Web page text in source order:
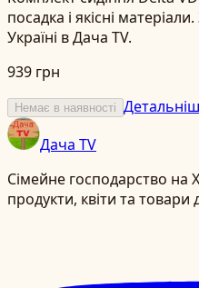
посадка і якісні
Україні в Дача TV.
939 грн
Немає в наявності
Дача TV
Сімейне господарство на
продукти, квіти та товари